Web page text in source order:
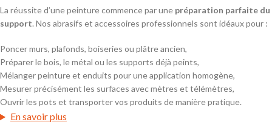
Vous cherchez les
meilleurs accessoires de peinture pour
ou pour vos projets DIY ? Notre gamme
complète d’ outillage et accessoires de peinture
permet de travailler efficacement sur tous types de supports :
murs, plafonds, boiseries et sols. Que vous soyez
professionnel ou bricoleur passionné, vous trouverez tout le
matériel pour
préparer, appliquer et protéger vos travaux de
La réussite d’une peinture commence par une préparation parfaite du
support. Nos abrasifs et accessoires professionnels sont idéaux pour :
Poncer murs, plafonds, boiseries ou plâtre ancien,
Préparer le bois, le métal ou les supports déjà peints,
Mélanger peinture et enduits pour une application homogène,
Mesurer précisément les surfaces avec mètres et télémètres,
Ouvrir les pots et transporter vos produits de manière pratique.
En savoir plus